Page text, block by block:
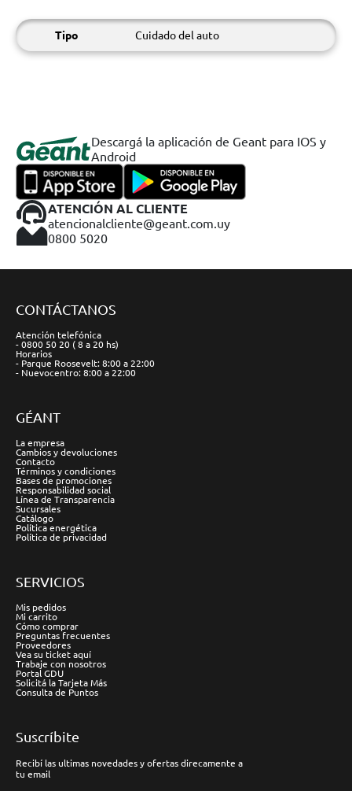
Tipo Cuidado del auto
Descargá la aplicación de Geant para IOS y
Android
ATENCIÓN AL CLIENTE
atencionalcliente@geant.com.uy
0800 5020
CONTÁCTANOS
Atención telefónica
- 0800 50 20 ( 8 a 20 hs)
Horarios
- Parque Roosevelt: 8:00 a 22:00
- Nuevocentro: 8:00 a 22:00
GÉANT
La empresa
Cambios y devoluciones
Contacto
Términos y condiciones
Bases de promociones
Responsabilidad social
Línea de Transparencia
Sucursales
Catálogo
Política energética
Política de privacidad
SERVICIOS
Mis pedidos
Mi carrito
Cómo comprar
Preguntas frecuentes
Proveedores
Vea su ticket aquí
Trabaje con nosotros
Portal GDU
Solicitá la Tarjeta Más
Consulta de Puntos
Suscríbite
Recibí las ultimas novedades y ofertas direcamente a
tu email